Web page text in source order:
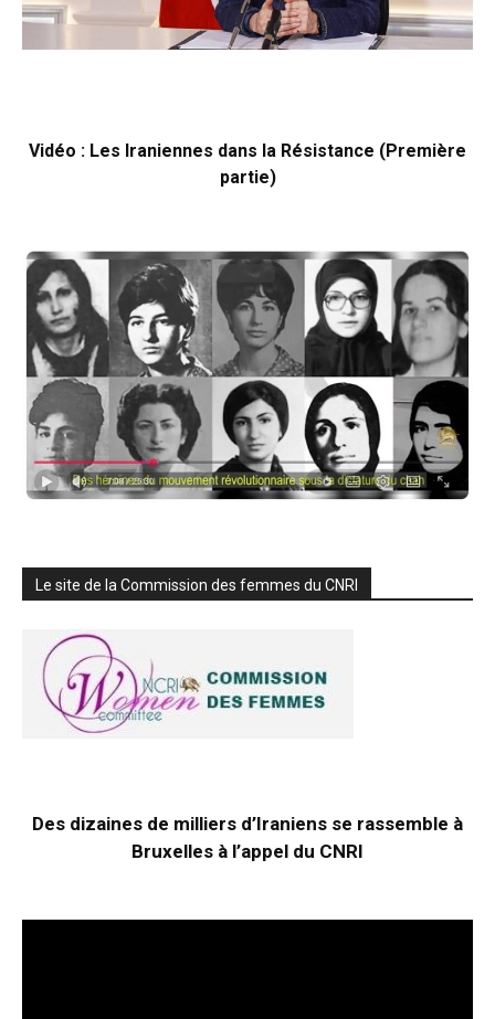
Vidéo : Les Iraniennes dans la Résistance (Première
partie)
Le site de la Commission des femmes du CNRI
Des dizaines de milliers d’Iraniens se rassemble à
Bruxelles à l’appel du CNRI